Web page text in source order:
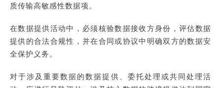
质传输高敏感性数据项。
在数据提供活动中，必须核验数据接收方身份，评估数据
提供的合法合规性，并在合同或协议中明确双方的数据安
全保护义务。
对于涉及重要数据的数据提供、委托处理或共同处理活